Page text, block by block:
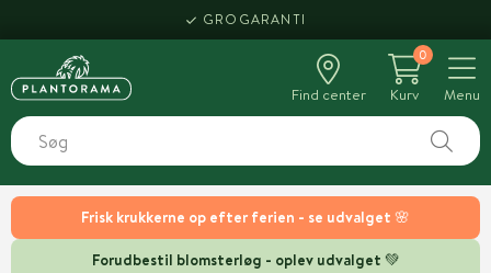
Frisk krukkerne op efter ferien - se udvalget 🌸
Forudbestil blomsterløg - oplev udvalget 💚
HENT SAMME DAG
Find center
0
Kurv
Menu